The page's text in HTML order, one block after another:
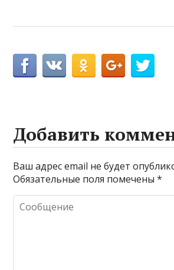
Добавить
Ваш адрес email не будет
Обязательные поля помечены*